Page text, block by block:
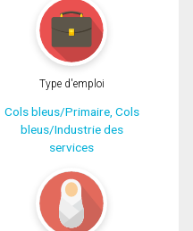
Type d'emploi
Cols bleus/Primaire, Cols
bleus/Industrie des
services